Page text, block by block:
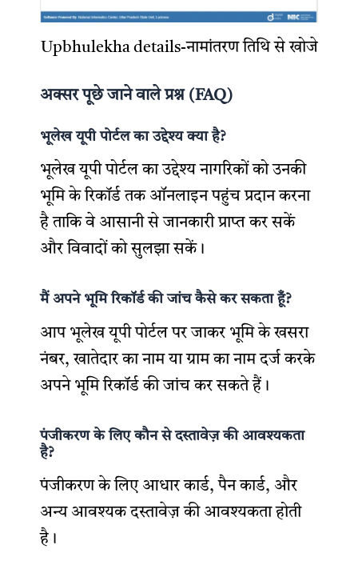
Upbhulekha details-नामांतरण तिथि से खोजे
अक्सर पूछे जाने वाले प्रश्न (FAQ)
भूलेख यूपी पोर्टल का उद्देश्य क्या है?
भूलेख यूपी पोर्टल का उद्देश्य नागरिकों को उनकी
भूमि के रिकॉर्ड तक ऑनलाइन पहुंच प्रदान करना
है ताकि वे आसानी से जानकारी प्राप्त कर सकें
और विवादों को सुलझा सकें।
मैं अपने भूमि रिकॉर्ड की जांच कैसे कर सकता हूँ?
आप भूलेख यूपी पोर्टल पर जाकर भूमि के खसरा
नंबर, खातेदार का नाम या ग्राम का नाम दर्ज करके
अपने भूमि रिकॉर्ड की जांच कर सकते हैं।
पंजीकरण के लिए कौन से दस्तावेज़ की आवश्यकता
है?
पंजीकरण के लिए आधार कार्ड, पैन कार्ड, और
अन्य आवश्यक दस्तावेज़ की आवश्यकता होती
है।